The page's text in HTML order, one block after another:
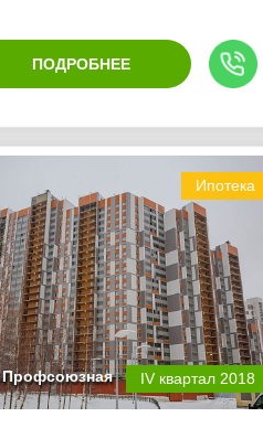
ПОДРОБНЕЕ
Ипотека
Профсоюзная IV квартал 2018